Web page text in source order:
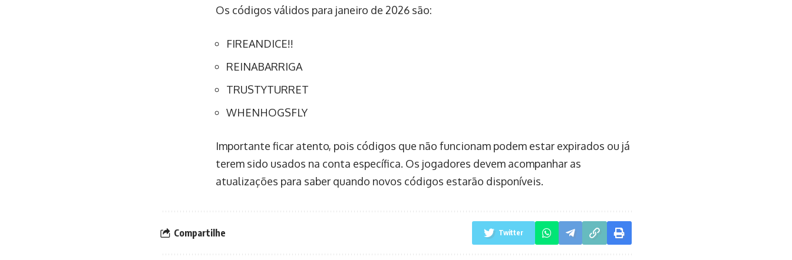
Os códigos válidos para janeiro de 2026 são:
FIREANDICE!!
REINABARRIGA
TRUSTYTURRET
WHENHOGSFLY
Importante ficar atento, pois códigos que não funcionam podem estar expirados ou já
terem sido usados na conta específica. Os jogadores devem acompanhar as
atualizações para saber quando novos códigos estarão disponíveis.
Compartilhe Twitter